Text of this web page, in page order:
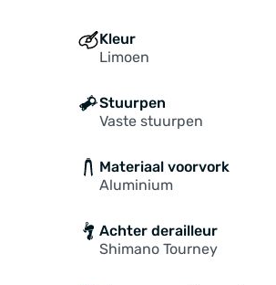
Kleur
Limoen
Stuurpen
Vaste stuurpen
Materiaal voorvork
Aluminium
Achter derailleur
Shimano Tourney